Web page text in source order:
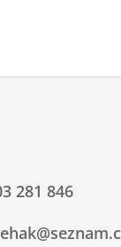
281 846